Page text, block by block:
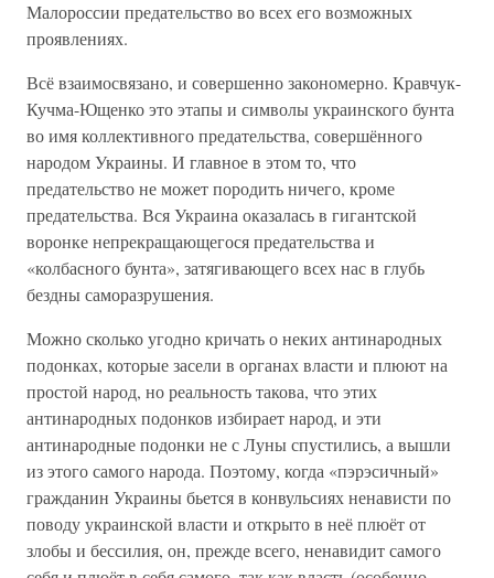
Малороссии предательство во всех его возможных
проявлениях.
Всё взаимосвязано, и совершенно закономерно. Кравчук-
Кучма-Ющенко это этапы и символы украинского бунта
во имя коллективного предательства, совершённого
народом Украины. И главное в этом то, что
предательство не может породить ничего, кроме
предательства. Вся Украина оказалась в гигантской
воронке непрекращающегося предательства и
«колбасного бунта», затягивающего всех нас в глубь
бездны саморазрушения.
Можно сколько угодно кричать о неких антинародных
подонках, которые засели в органах власти и плюют на
простой народ, но реальность такова, что этих
антинародных подонков избирает народ, и эти
антинародные подонки не с Луны спустились, а вышли
из этого самого народа. Поэтому, когда «пэрэсичный»
гражданин Украины бьется в конвульсиях ненависти по
поводу украинской власти и открыто в неё плюёт от
злобы и бессилия, он, прежде всего, ненавидит самого